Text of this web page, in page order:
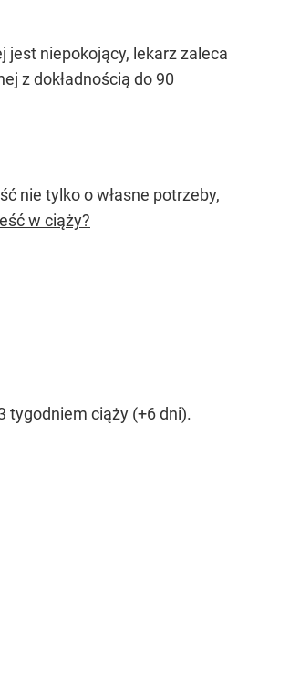
jest niepokojący, lekarz zaleca
z dokładnością do 90
nie tylko o własne potrzeby,
w ciąży?
tygodniem ciąży (+6 dni).